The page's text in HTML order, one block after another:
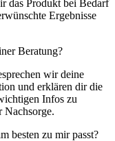
das Produkt bei Bedarf
Ergebnisse
Beratung?
wir deine
und erklären dir die
Infos zu
Nachsorge.
besten zu mir passt?